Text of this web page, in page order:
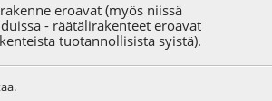
eroavat (myös niissä
- räätälirakenteet eroavat
tuotannollisista syistä).